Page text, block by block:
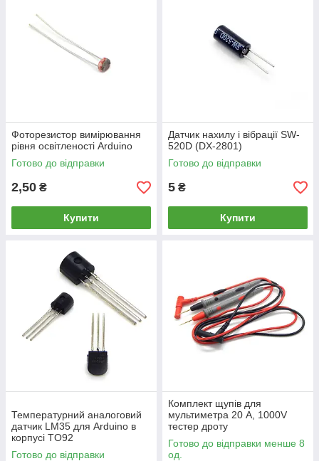
Фоторезистор вимірювання
рівня освітленості Arduino
Готово до відправки
2,50 ₴
Купити
Датчик нахилу і вібрації SW-
520D (DX-2801)
Готово до відправки
5 ₴
Купити
Температурний аналоговий
датчик LM35 для Arduino в
корпусі TO92
Готово до відправки
Комплект щупів для
мультиметра 20 А, 1000V
тестер дроту
Готово до відправки менше 8
од.